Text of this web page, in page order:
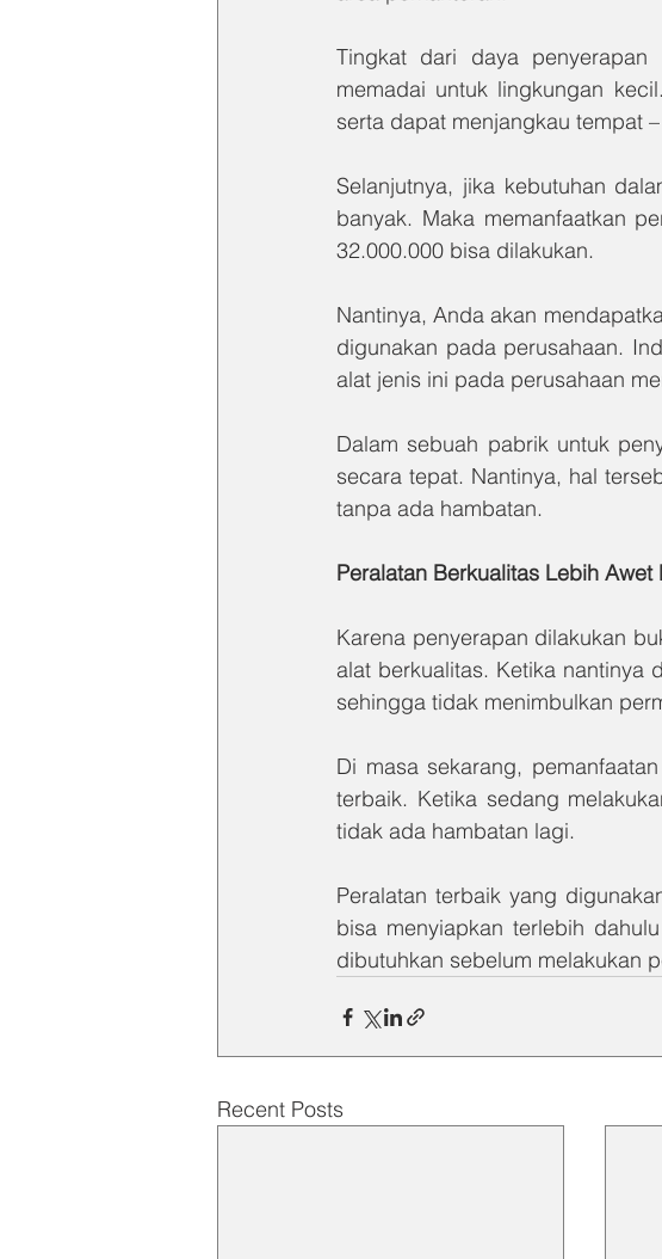
Tingkat dari daya penyerapan
memadai untuk lingkungan
serta dapat menjangkau tempat
Selanjutnya, jika kebutuhan
banyak. Maka memanfaatkan
32.000.000 bisa dilakukan.
Nantinya, Anda akan
digunakan pada perusahaan.
alat jenis ini pada perusahaan
Dalam sebuah pabrik untuk
secara tepat. Nantinya, hal
tanpa ada hambatan.
Peralatan Berkualitas Lebih Awet
Karena penyerapan dilakukan
alat berkualitas. Ketika nantinya
sehingga tidak menimbulkan
Di masa sekarang,
terbaik. Ketika sedang
tidak ada hambatan lagi.
Peralatan terbaik yang
bisa menyiapkan terlebih
dibutuhkan sebelum melakukan
Recent Posts